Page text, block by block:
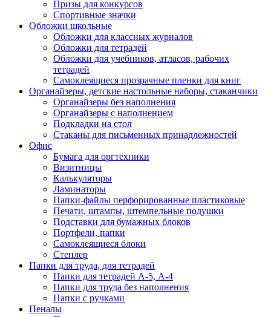
Призы для конкурсов
Спортивные значки
Обложки школьные
Обложки для классных журналов
Обложки для тетрадей
Обложки для учебников, атласов, рабочих
тетрадей
Самоклеящиеся прозрачные пленки для книг
Органайзеры, детские настольные наборы, стаканчики
Органайзеры без наполнения
Органайзеры с наполнением
Подкладки на стол
Стаканы для письменных принадлежностей
Офис
Бумага для оргтехники
Визитницы
Калькуляторы
Ламинаторы
Папки-файлы перфорированные пластиковые
Печати, штампы, штемпельные подушки
Подставки для бумажных блоков
Портфели, папки
Самоклеящиеся блоки
Степлер
Папки для труда, для тетрадей
Папки для тетрадей А-5, А-4
Папки для труда без наполнения
Папки с ручками
Пеналы